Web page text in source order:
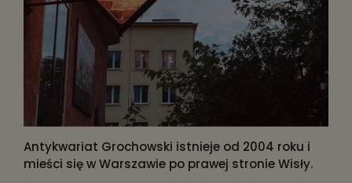
Antykwariat Grochowski istnieje od 2004 roku i
mieści się w Warszawie po prawej stronie Wisły.